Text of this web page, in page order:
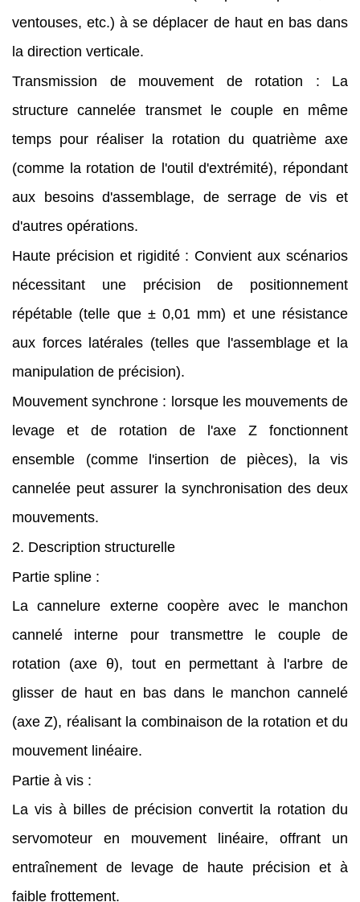
ventouses, etc.) à se déplacer de haut en bas dans
la direction verticale.
Transmission de mouvement de rotation : La
structure cannelée transmet le couple en même
temps pour réaliser la rotation du quatrième axe
(comme la rotation de l'outil d'extrémité), répondant
aux besoins d'assemblage, de serrage de vis et
d'autres opérations.
Haute précision et rigidité : Convient aux scénarios
nécessitant une précision de positionnement
répétable (telle que ± 0,01 mm) et une résistance
aux forces latérales (telles que l'assemblage et la
manipulation de précision).
Mouvement synchrone : lorsque les mouvements de
levage et de rotation de l'axe Z fonctionnent
ensemble (comme l'insertion de pièces), la vis
cannelée peut assurer la synchronisation des deux
mouvements.
2. Description structurelle
Partie spline :
La cannelure externe coopère avec le manchon
cannelé interne pour transmettre le couple de
rotation (axe θ), tout en permettant à l'arbre de
glisser de haut en bas dans le manchon cannelé
(axe Z), réalisant la combinaison de la rotation et du
mouvement linéaire.
Partie à vis :
La vis à billes de précision convertit la rotation du
servomoteur en mouvement linéaire, offrant un
entraînement de levage de haute précision et à
faible frottement.